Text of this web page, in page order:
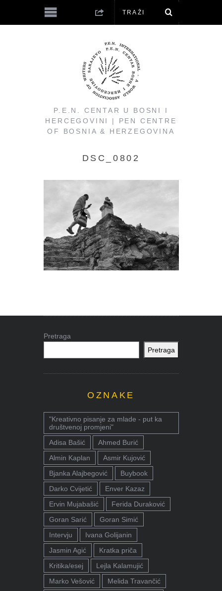
P.E.N. CENTAR U BOSNI I
HERCEGOVINI | PEN CENTRE
OF BOSNIA & HERZEGOVINA
DSC_0802
Pretraga
Pretraga
OZNAKE
"Kreativno pisanje za mlade - put ka
društvenoj promjeni"
Adisa Bašić
Ahmed Burić
Almin Kaplan
Asmir Kujović
Bjanka Alajbegović
Buybook
Darko Cvijetić
Enver Kazaz
Ervin Mujabašić
Ferida Duraković
Goran Sarić
Goran Simić
Intervju
Ivana Golijanin
Jasmin Agić
Kratka priča
Kritika/esej
Lejla Kalamujić
Marko Vešović
Melida Travančić